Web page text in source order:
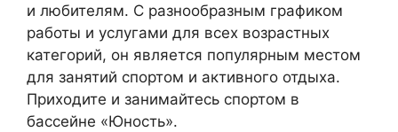
и любителям. С разнообразным графиком
работы и услугами для всех возрастных
категорий, он является популярным местом
для занятий спортом и активного отдыха.
Приходите и занимайтесь спортом в
бассейне «Юность».